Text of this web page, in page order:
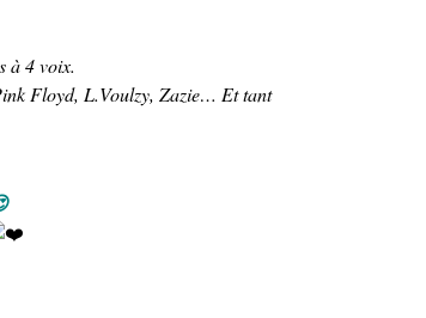
à 4 voix.
Floyd, L.Voulzy, Zazie… Et tant